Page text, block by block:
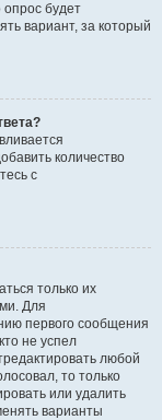
опрос будет
вариант, за который
количество
с
только их
Для
первого сообщения
не успел
любой
то только
или удалить
варианты